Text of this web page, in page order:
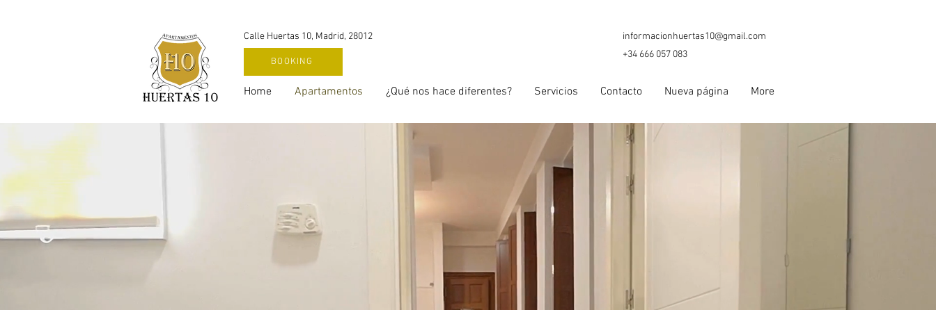
Calle Huertas 10, Madrid, 28012
BOOKING
informacionhuertas10@gmail.com
+34 666 057 083
Home Apartamentos ¿Qué nos hace diferentes? Servicios Contacto Nueva página More